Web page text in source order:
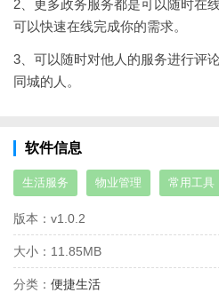
2、更多政务服务都是可以随时在
可以快速在线完成你的需求。
3、可以随时对他人的服务进行评
同城的人。
软件信息
生活服务 物业管理 常用工具
版本： v1.0.2
大小： 11.85MB
分类： 便捷生活